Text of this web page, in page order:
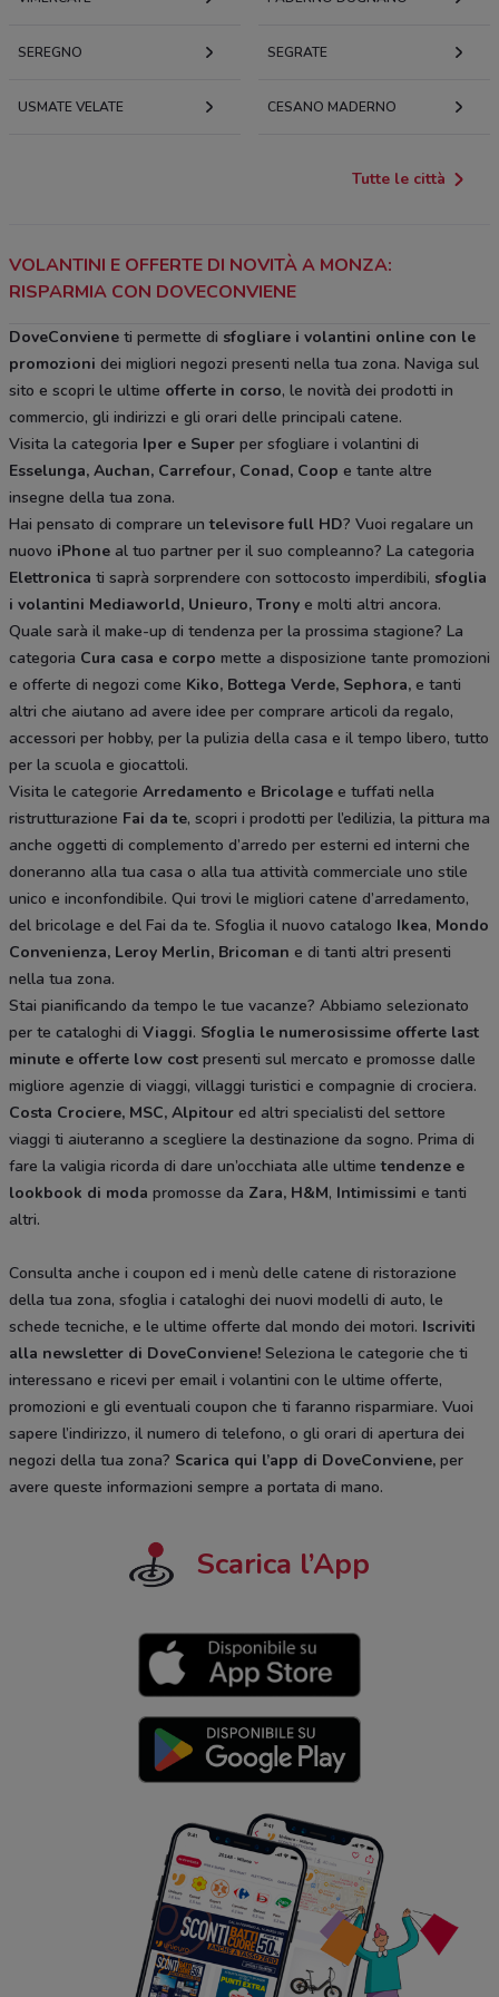
SEREGNO SEGRATE
USMATE VELATE CESANO MADERNO
Tutte le città
VOLANTINI E OFFERTE DI NOVITÀ A MONZA:
RISPARMIA CON DOVECONVIENE
DoveConviene ti permette di sfogliare i volantini online con le
promozioni dei migliori negozi presenti nella tua zona. Naviga sul
sito e scopri le ultime offerte in corso, le novità dei prodotti in
commercio, gli indirizzi e gli orari delle principali catene.
Visita la categoria Iper e Super per sfogliare i volantini di
Esselunga, Auchan, Carrefour, Conad, Coop e tante altre
insegne della tua zona.
Hai pensato di comprare untelevisore full HD? Vuoi regalare un
nuovo iPhone al tuo partner per il suo compleanno? La categoria
Elettronica ti saprà sorprendere con sottocosto imperdibili, sfoglia
i volantini Mediaworld, Unieuro, Trony e molti altri ancora.
Quale sarà il make-up di tendenza per la prossima stagione? La
categoria Cura casa e corpo mette a disposizione tante promozioni
e offerte di negozi come Kiko, Bottega Verde, Sephora, e tanti
altri che aiutano ad avere idee per comprare articoli da regalo,
accessori per hobby, per la pulizia della casa e il tempo libero, tutto
per la scuola e giocattoli.
Visita le categorie Arredamento e Bricolage e tuffati nella
ristrutturazione Fai da te, scopri i prodotti per l’edilizia, la pittura ma
anche oggetti di complemento d’arredo per esterni ed interni che
doneranno alla tua casa o alla tua attività commerciale uno stile
unico e inconfondibile. Qui trovi le migliori catene d’arredamento,
del bricolage e del Fai da te. Sfoglia il nuovo catalogo Ikea, Mondo
Convenienza, Leroy Merlin, Bricoman e di tanti altri presenti
nella tua zona.
Stai pianificando da tempo le tue vacanze? Abbiamo selezionato
per te cataloghi di Viaggi. Sfoglia le numerosissime offerte last
minute e offerte low cost presenti sul mercato e promosse dalle
migliore agenzie di viaggi, villaggi turistici e compagnie di crociera.
Costa Crociere, MSC, Alpitour ed altri specialisti del settore
viaggi ti aiuteranno a scegliere la destinazione da sogno. Prima di
fare la valigia ricorda di dare un’occhiata alle ultimetendenze e
lookbook di moda promosse da Zara, H&M, Intimissimi e tanti
altri.
Consulta anche i coupon ed i menù delle catene di ristorazione
della tua zona, sfoglia i cataloghi dei nuovi modelli di auto, le
schede tecniche, e le ultime offerte dal mondo dei motori. Iscriviti
alla newsletter di DoveConviene! Seleziona le categorie che ti
interessano e ricevi per email i volantini con le ultime offerte,
promozioni e gli eventuali coupon che ti faranno risparmiare. Vuoi
sapere l’indirizzo, il numero di telefono, o gli orari di apertura dei
negozi della tua zona? Scarica qui l’app di DoveConviene, per
avere queste informazioni sempre a portata di mano.
Scarica l’App